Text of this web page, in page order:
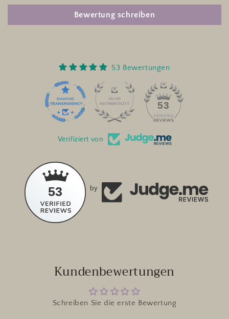
Bewertung schreiben
53 Bewertungen
53
Verifiziert von
53 by
Kundenbewertungen
Schreiben Sie die erste Bewertung